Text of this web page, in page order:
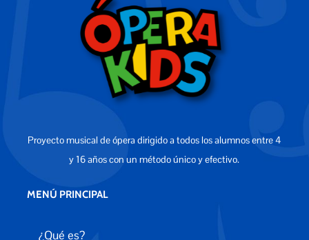
Proyecto musical de ópera dirigido a todos los alumnos entre 4
y 16 años con un método único y efectivo.
MENÚ PRINCIPAL
¿Qué es?